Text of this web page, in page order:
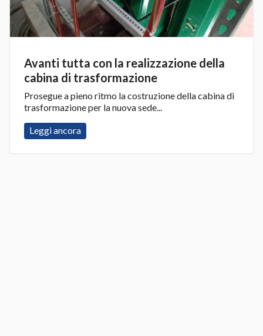
Avanti tutta con la realizzazione della
cabina di trasformazione
Prosegue a pieno ritmo la costruzione della cabina di
trasformazione per la nuova sede...
Leggi ancora